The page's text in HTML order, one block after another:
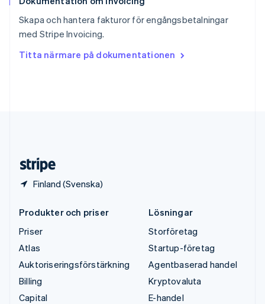
Skapa och hantera fakturor för engångsbetalningar
med Stripe Invoicing.
Titta närmare på dokumentationen
Finland (Svenska)
Thailand
ไทยEnglish
English
Produkter och priser
Priser
Atlas
Auktoriseringsförstärkning
Billing
Capital
Lösningar
Storföretag
Startup-företag
Agentbaserad handel
Kryptovaluta
E-handel